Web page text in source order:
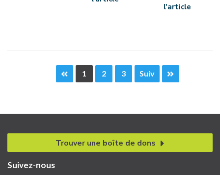
l'article
1 2 3 Suiv
Trouver une boîte de dons
Suivez-nous